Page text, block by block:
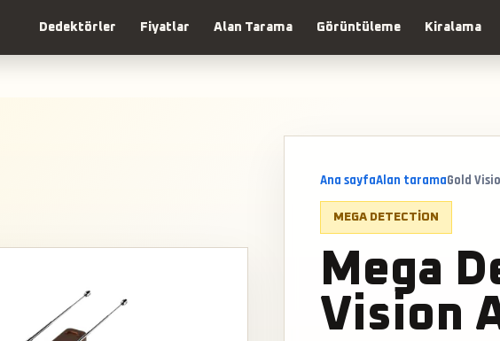
Dedektörler Fiyatlar Alan Tarama Görüntüleme Kiralama
Ana sayfaAlan taramaGold
MEGA DETECTION
Mega
Vision